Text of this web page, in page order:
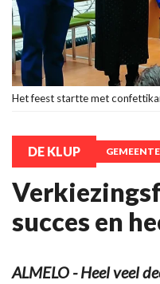
Het feest startte met
DE KLUP GEMEENTE
succes en
ALMELO - Heel veel